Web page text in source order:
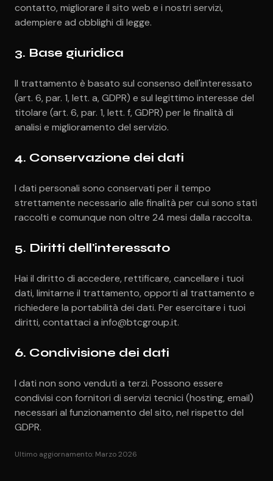
contatto, migliorare il sito web e i nostri servizi,
adempiere ad obblighi di legge.
3. Base giuridica
Il trattamento è basato sul consenso dell'interessato
(art. 6, par. 1, lett. a, GDPR) e sul legittimo interesse del
titolare (art. 6, par. 1, lett. f, GDPR) per le finalità di
analisi e miglioramento del servizio.
4. Conservazione dei dati
I dati personali sono conservati per il tempo
strettamente necessario alle finalità per cui sono stati
raccolti e comunque non oltre 24 mesi dalla raccolta.
5. Diritti dell'interessato
Hai il diritto di accedere, rettificare, cancellare i tuoi
dati, limitarne il trattamento, opporti al trattamento e
richiedere la portabilità dei dati. Per esercitare i tuoi
diritti, contattaci a info@btcgroup.it.
6. Condivisione dei dati
I dati non sono venduti a terzi. Possono essere
condivisi con fornitori di servizi tecnici (hosting, email)
necessari al funzionamento del sito, nel rispetto del
GDPR.
Ultimo aggiornamento: Marzo 2026